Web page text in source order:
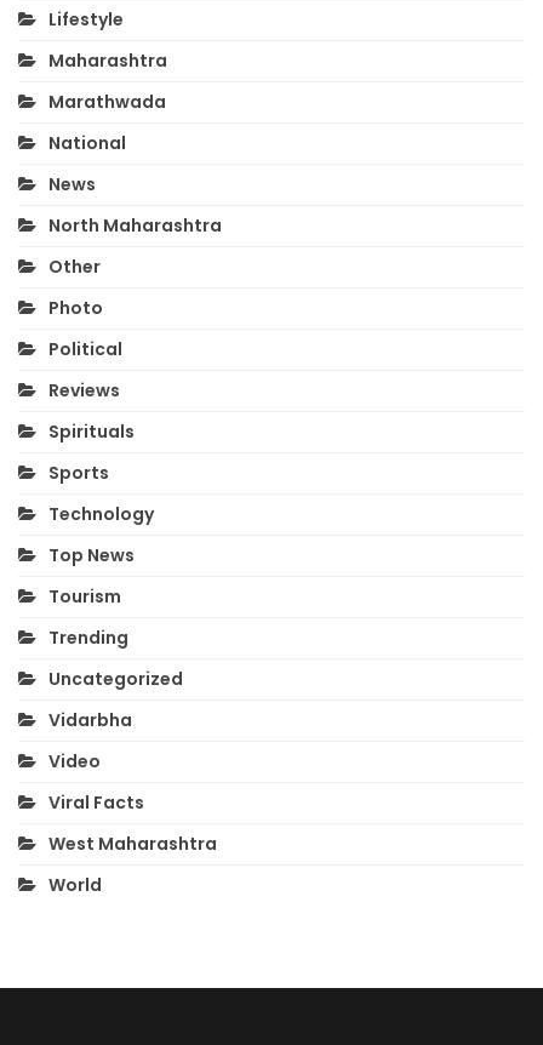
Lifestyle
Maharashtra
Marathwada
National
News
North Maharashtra
Other
Photo
Political
Reviews
Spirituals
Sports
Technology
Top News
Tourism
Trending
Uncategorized
Vidarbha
Video
Viral Facts
West Maharashtra
World